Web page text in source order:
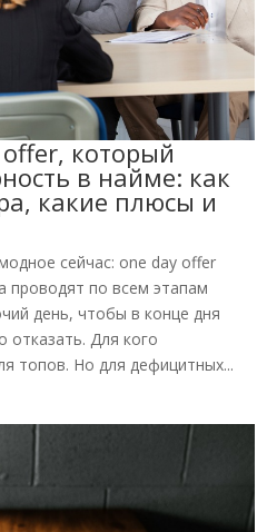
который
в найме: как
какие плюсы и
сейчас: one day offer
проводят по всем этапам
день, чтобы в конце дня
Для кого
топов. Но для дефицитных...